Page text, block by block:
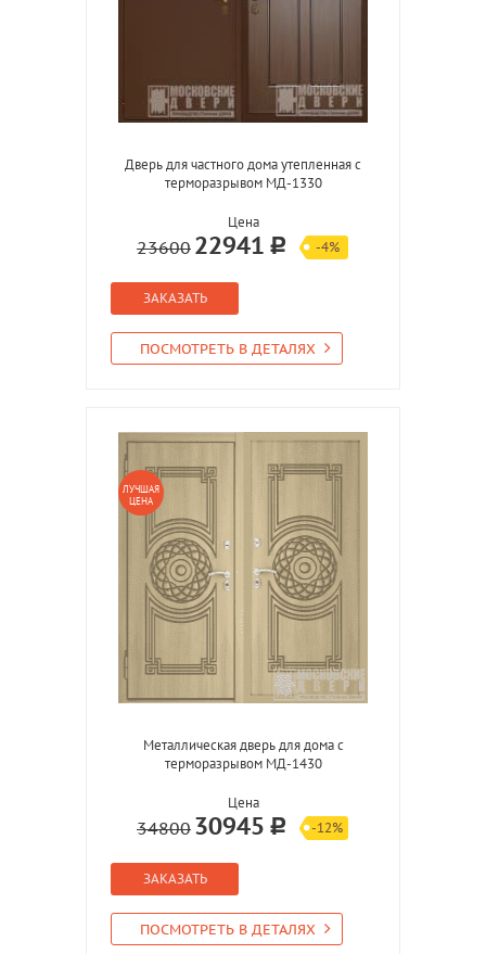
Дверь для частного дома утепленная с
терморазрывом МД-1330
Цена
23600 22941 -4%
ЗАКАЗАТЬ
ПОСМОТРЕТЬ В ДЕТАЛЯХ
ЛУЧШАЯ
ЦЕНА
Металлическая дверь для дома с
терморазрывом МД-1430
Цена
34800 30945 -12%
ЗАКАЗАТЬ
ПОСМОТРЕТЬ В ДЕТАЛЯХ